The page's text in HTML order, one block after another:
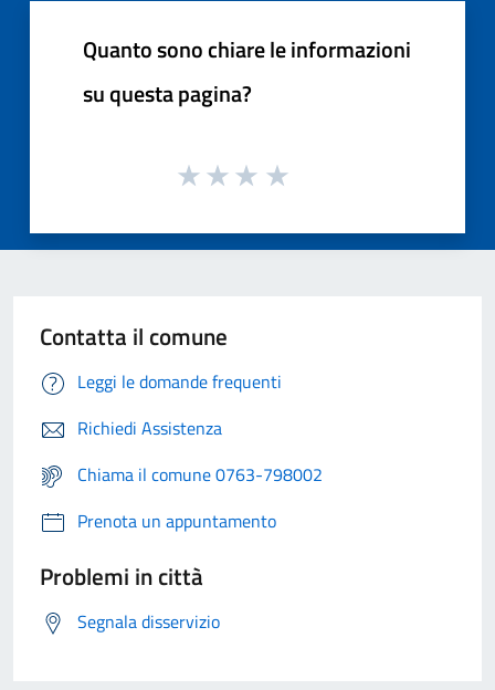
Quanto sono chiare le informazioni
su questa pagina?
Contatta il comune
Leggi le domande frequenti
Richiedi Assistenza
Chiama il comune 0763-798002
Prenota un appuntamento
Problemi in città
Segnala disservizio